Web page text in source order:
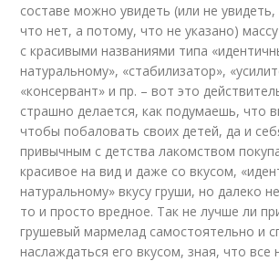
составе можно увидеть (или не
что нет, а потому, что не указано)
с красивыми названиями типа
натуральному», «стабилизатор»,
«консервант» и пр. – вот это
страшно делается, как подумаешь, что
чтобы побаловать своих детей, да и
привычным с детства лакомством
красивое на вид и даже со вкусом,
натуральному» вкусу груши, но далеко
то и просто вредное. Так не лучше ли
грушевый мармелад самостоятельно и
наслаждаться его вкусом, зная, что все